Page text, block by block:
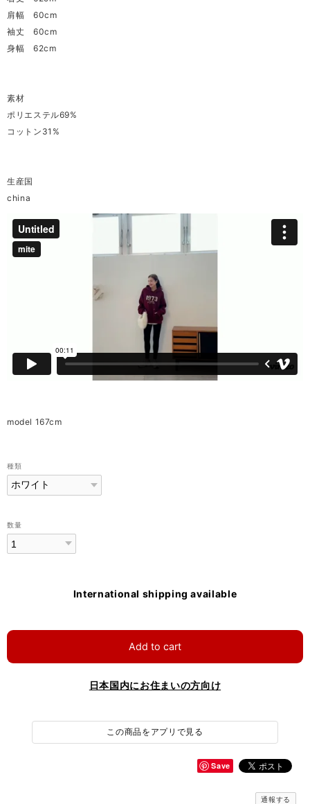
肩幅 60cm
袖丈 60cm
身幅 62cm
素材
ポリエステル69%
コットン31%
生産国
china
model 167cm
種類
数量
International shipping available
Add to cart
日本国内にお住まいの方向け
この商品をアプリで見る
Save
通報する